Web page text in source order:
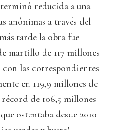
reducida a una
anónimas a través del
tarde la obra fue
martillo de 117 millones
las correspondientes
en 119,9 millones de
de 106,5 millones
ostentaba desde 2010